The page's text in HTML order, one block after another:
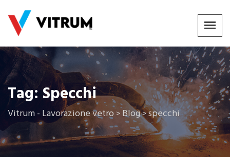
Tag:Specchi
Vitrum - Lavorazione vetro >Blog>specchi